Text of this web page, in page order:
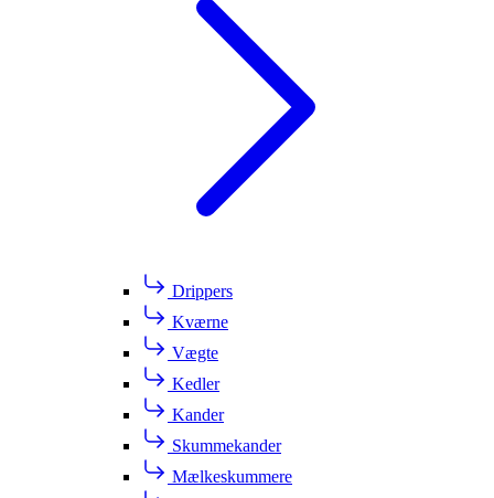
Drippers
Kværne
Vægte
Kedler
Kander
Skummekander
Mælkeskummere